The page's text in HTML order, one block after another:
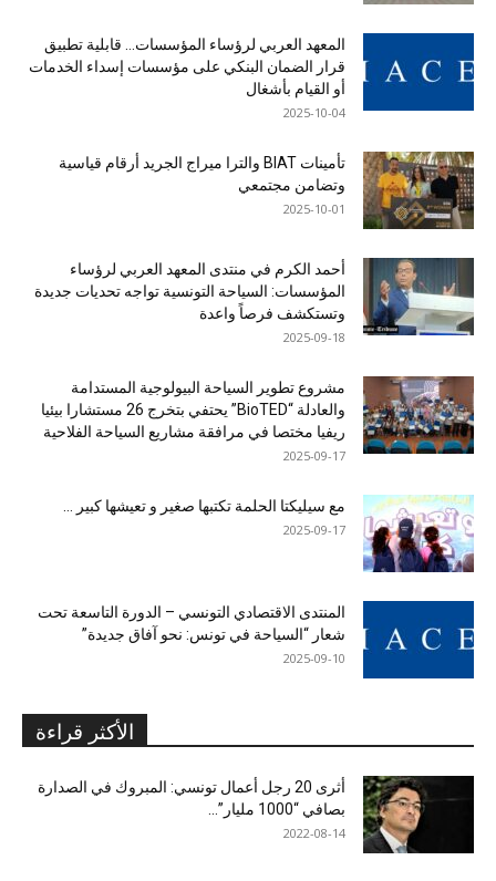
المعهد العربي لرؤساء المؤسسات… قابلية تطبيق
قرار الضمان البنكي على مؤسسات إسداء الخدمات
أو القيام بأشغال
2025-10-04
تأمينات BIAT والترا ميراج الجريد أرقام قياسية
وتضامن مجتمعي
2025-10-01
أحمد الكرم في منتدى المعهد العربي لرؤساء
المؤسسات: السياحة التونسية تواجه تحديات جديدة
وتستكشف فرصاً واعدة
2025-09-18
مشروع تطوير السياحة البيولوجية المستدامة
والعادلة “BioTED” يحتفي بتخرج 26 مستشارا بيئيا
ريفيا مختصا في مرافقة مشاريع السياحة الفلاحية
2025-09-17
مع سيليكتا الحلمة تكتبها صغير و تعيشها كبير …
2025-09-17
المنتدى الاقتصادي التونسي – الدورة التاسعة تحت
شعار “السياحة في تونس: نحو آفاق جديدة”
2025-09-10
الأكثر قراءة
أثرى 20 رجل أعمال تونسي: المبروك في الصدارة
بصافي “1000 مليار”...
2022-08-14